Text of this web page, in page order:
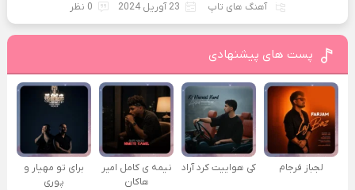
آهنگ های تاپ 23 آوریل 2024 0 نظر
پست های پیشنهادی
لجباز فرجام کی هواییت کرد آراد
نیمه ی کامل امیر
هاکان
برای تو مهیار و
پوری